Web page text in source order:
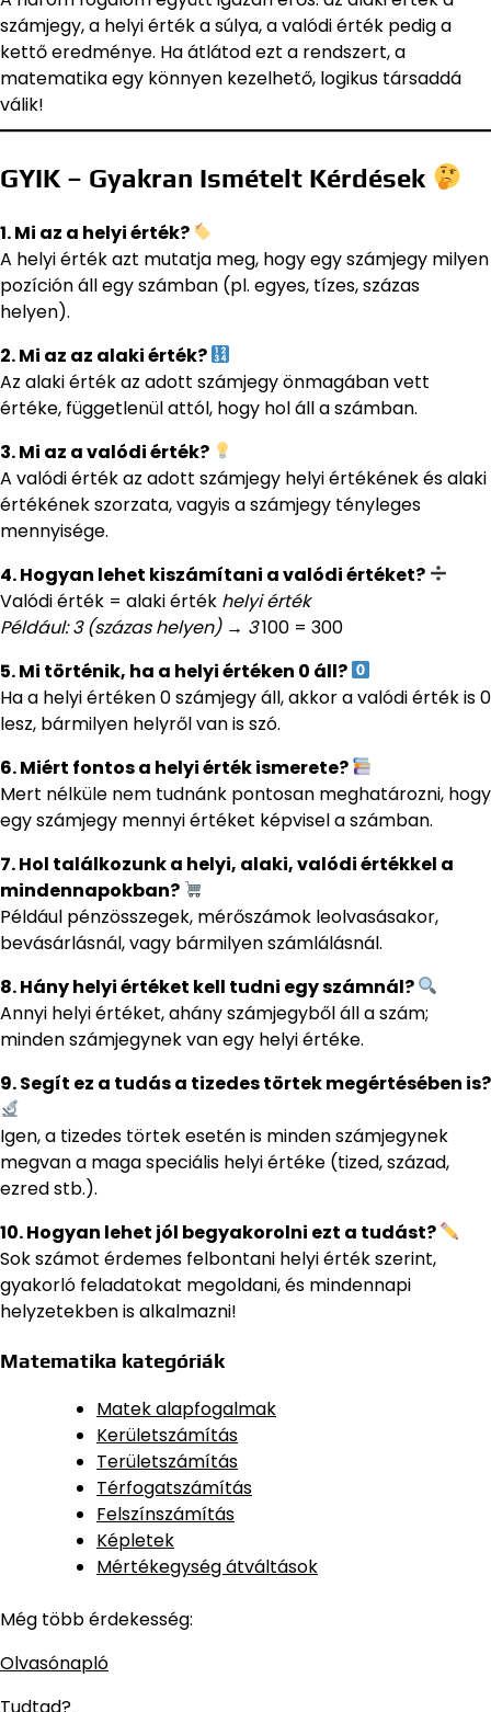
számjegy, a helyi érték a súlya, a valódi érték pedig a
kettő eredménye. Ha átlátod ezt a rendszert, a
matematika egy könnyen kezelhető, logikus társaddá
válik!
GYIK – Gyakran Ismételt Kérdések
1. Mi az a helyi érték?
A helyi érték azt mutatja meg, hogy egy számjegy milyen
pozíción áll egy számban (pl. egyes, tízes, százas
helyen).
2. Mi az az alaki érték?
Az alaki érték az adott számjegy önmagában vett
értéke, függetlenül attól, hogy hol áll a számban.
3. Mi az a valódi érték?
A valódi érték az adott számjegy helyi értékének és alaki
értékének szorzata, vagyis a számjegy tényleges
mennyisége.
4. Hogyan lehet kiszámítani a valódi értéket?
Valódi érték = alaki érték helyi érték
Például: 3 (százas helyen) → 3100 = 300
5. Mi történik, ha a helyi értéken 0 áll?
Ha a helyi értéken 0 számjegy áll, akkor a valódi érték is 0
lesz, bármilyen helyről van is szó.
6. Miért fontos a helyi érték ismerete?
Mert nélküle nem tudnánk pontosan meghatározni, hogy
egy számjegy mennyi értéket képvisel a számban.
7. Hol találkozunk a helyi, alaki, valódi értékkel a
mindennapokban?
Például pénzösszegek, mérőszámok leolvasásakor,
bevásárlásnál, vagy bármilyen számlálásnál.
8. Hány helyi értéket kell tudni egy számnál?
Annyi helyi értéket, ahány számjegyből áll a szám;
minden számjegynek van egy helyi értéke.
9. Segít ez a tudás a tizedes törtek megértésében is?
Igen, a tizedes törtek esetén is minden számjegynek
megvan a maga speciális helyi értéke (tized, század,
ezred stb.).
10. Hogyan lehet jól begyakorolni ezt a tudást?
Sok számot érdemes felbontani helyi érték szerint,
gyakorló feladatokat megoldani, és mindennapi
helyzetekben is alkalmazni!
Matematika kategóriák
Matek alapfogalmak
Kerületszámítás
Területszámítás
Térfogatszámítás
Felszínszámítás
Képletek
Mértékegység átváltások
Még több érdekesség:
Olvasónapló